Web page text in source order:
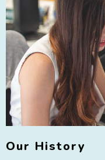
Our History